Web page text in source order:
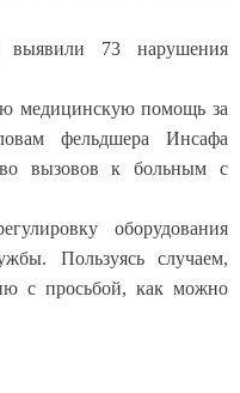
выявили 73 нарушения
медицинскую помощь за
фельдшера Инсафа
вызовов к больным с
оборудования
Пользуясь случаем,
с просьбой, как можно